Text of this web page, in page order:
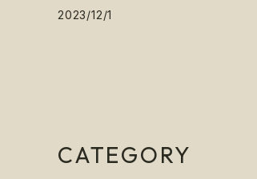
2023/12/1
CATEGORY